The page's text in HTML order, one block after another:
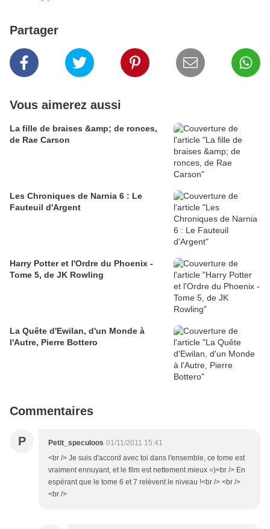
Partager
Vous aimerez aussi
La fille de braises &amp; de ronces,
de Rae Carson
Les Chroniques de Narnia 6 : Le
Fauteuil d'Argent
Harry Potter et l'Ordre du Phoenix -
Tome 5, de JK Rowling
La Quête d'Ewilan, d'un Monde à
l'Autre, Pierre Bottero
Commentaires
P Petit_speculoos 01/11/2011 15:41
<br /> Je suis d'accord avec toi dans l'ensemble, ce tome est
vraiment ennuyant, et le film est nettement mieux =)<br /> En
espérant que le tome 6 et 7 relèvent le niveau !<br /> <br />
<br />